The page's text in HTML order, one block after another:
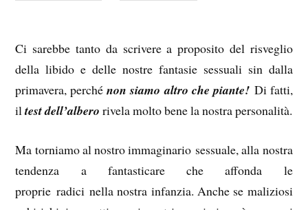
Ci sarebbe tanto da scrivere a proposito del risveglio
della libido e delle nostre fantasie sessuali sin dalla
primavera, perchénon siamo altro che piante! Di fatti,
iltest dell’albero rivela molto bene la nostra personalità.
Ma torniamo al nostro immaginario sessuale, alla nostra
tendenza a fantasticare che affonda le
proprie radici nella nostra infanzia. Anche se maliziosi